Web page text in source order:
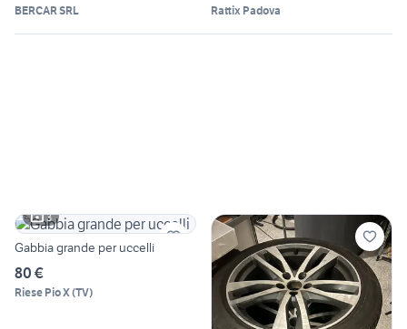
BERCAR SRL Rattix Padova
3
Gabbia grande per uccelli
80 €
Riese Pio X(TV)